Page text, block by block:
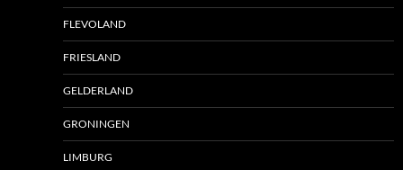
FLEVOLAND
FRIESLAND
GELDERLAND
GRONINGEN
LIMBURG